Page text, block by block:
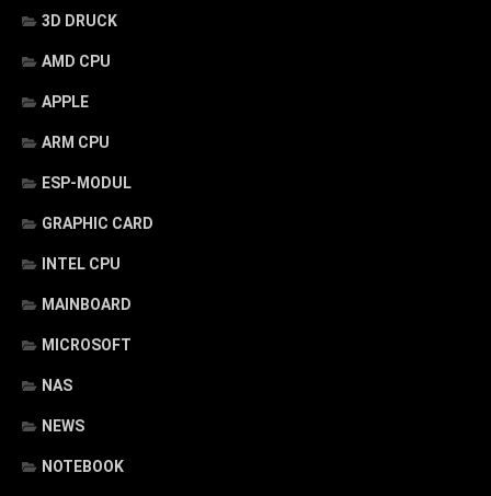
3D DRUCK
AMD CPU
APPLE
ARM CPU
ESP-MODUL
GRAPHIC CARD
INTEL CPU
MAINBOARD
MICROSOFT
NAS
NEWS
NOTEBOOK